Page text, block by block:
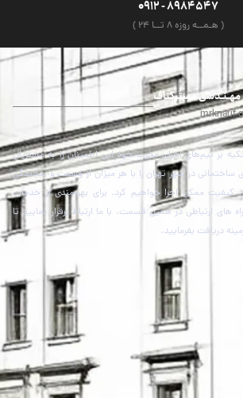
8984547 - 0912
( هـمــه روزه ۸ تــا ۲4 )
مهـنـدسی مسترکناف
mrknauf
بر تیم‌های اجرای مجرب خود این اطمینان را به مشتریان
ساختمانی در شهر تهران را با هر میزان از وسعت و پیچیدگی
کیفیت ممکن اجرا خواهیم کرد. برای بهره‌مندی از خدمات
های ارتباطی در همین قسمت، با ما ارتباط برقرار نمایید تا
دریافت بفرمایید.